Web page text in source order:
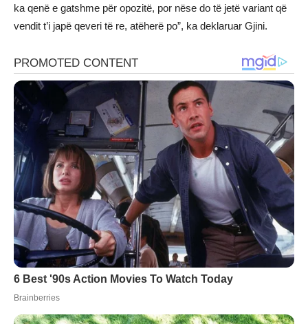
ka qenë e gatshme për opozitë, por nëse do të jetë variant që
vendit t’i japë qeveri të re, atëherë po”, ka deklaruar Gjini.